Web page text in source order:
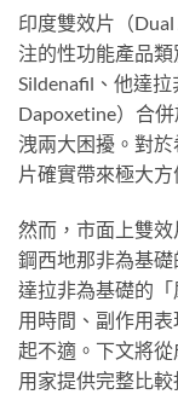
印度雙效片（
注的性功能產品
Sildenafil、他達
Dapoxetine）合
洩兩大困擾。對
片確實帶來極大方
然而，市面上雙
鋼西地那非為基
達拉非為基礎的
用時間、副作用
起不適。下文將
用家提供完整比較